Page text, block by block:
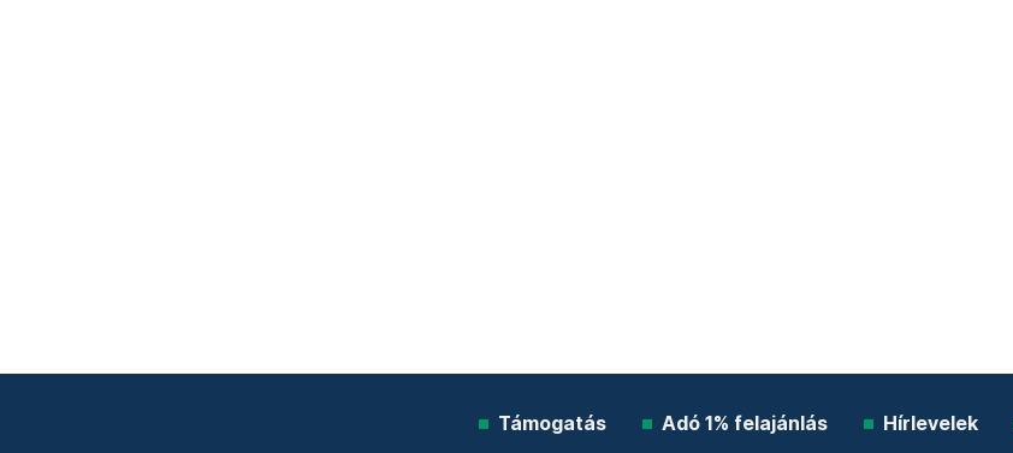
Támogatás Adó 1% felajánlás Hírlevelek